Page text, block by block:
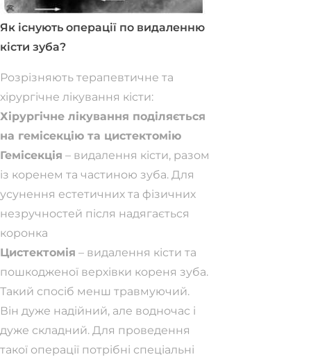
Як існують операції по видаленню
кісти зуба?
Розрізняють терапевтичне та
хірургічне лікування кісти:
Хірургічне лікування поділяється
на гемісекцію та цистектомію
Гемісекція – видалення кісти, разом
із коренем та частиною зуба. Для
усунення естетичних та фізичних
незручностей після надягається
коронка
Цистектомія – видалення кісти та
пошкодженої верхівки кореня зуба.
Такий спосіб менш травмуючий.
Він дуже надійний, але водночас і
дуже складний. Для проведення
такої операції потрібні спеціальні